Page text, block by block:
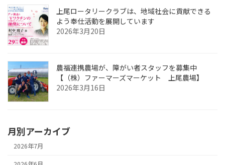
上尾ロータリークラブは、地域社会に貢献できる
よう奉仕活動を展開しています
2026年3月20日
農福連携農場が、障がい者スタッフを募集中
【（株）ファーマーズマーケット 上尾農場】
2026年3月16日
月別アーカイブ
2026年7月